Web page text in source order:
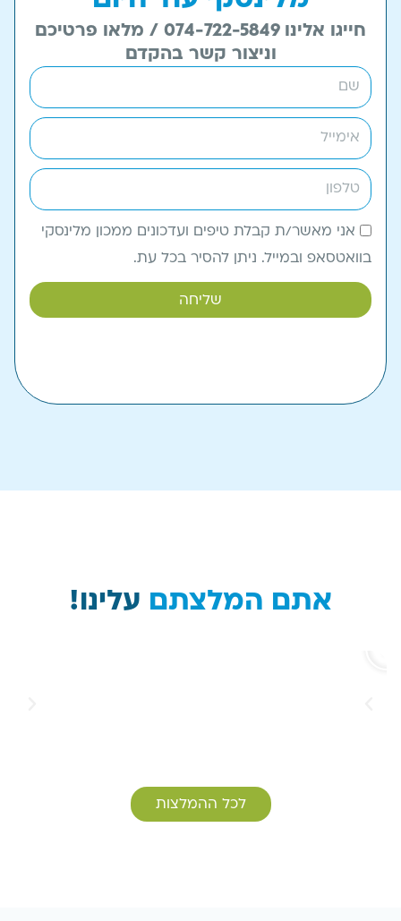
חייגו אלינו 074-722-5849 / מלאו פרטיכם
וניצור קשר בהקדם
אני מאשר/ת קבלת טיפים ועדכונים ממכון מלינסקי
בוואטסאפ ובמייל. ניתן להסיר בכל עת.
שליחה
אתם המלצתם עלינו!
לכל ההמלצות